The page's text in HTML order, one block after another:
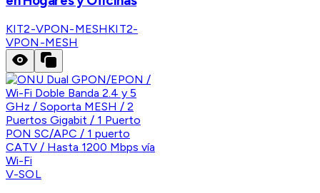
KIT2-VPON-MESHKIT2-
VPON-MESH
V-SOL